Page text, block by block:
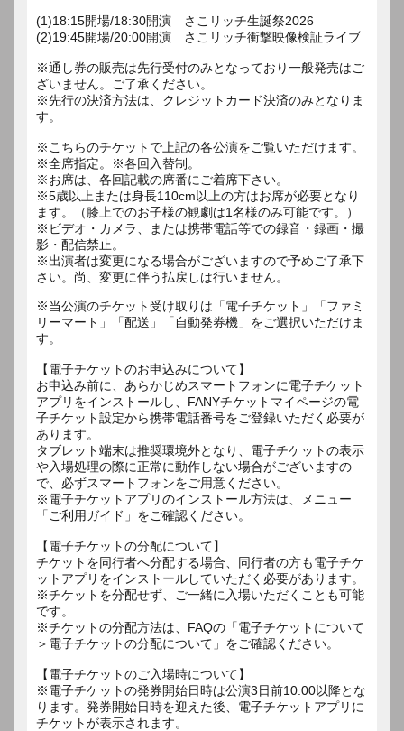
(1)18:15開場/18:30開演 さこリッチ生誕祭2026
(2)19:45開場/20:00開演 さこリッチ衝撃映像検証ライブ
※通し券の販売は先行受付のみとなっており一般発売はご
ざいません。ご了承ください。
※先行の決済方法は、クレジットカード決済のみとなりま
す。
※こちらのチケットで上記の各公演をご覧いただけます。
※全席指定。※各回入替制。
※お席は、各回記載の席番にご着席下さい。
※5歳以上または身長110cm以上の方はお席が必要となり
ます。（膝上でのお子様の観劇は1名様のみ可能です。）
※ビデオ・カメラ、または携帯電話等での録音・録画・撮
影・配信禁止。
※出演者は変更になる場合がございますので予めご了承下
さい。尚、変更に伴う払戻しは行いません。
※当公演のチケット受け取りは「電子チケット」「ファミ
リーマート」「配送」「自動発券機」をご選択いただけま
す。
【電子チケットのお申込みについて】
お申込み前に、あらかじめスマートフォンに電子チケット
アプリをインストールし、FANYチケットマイページの電
子チケット設定から携帯電話番号をご登録いただく必要が
あります。
タブレット端末は推奨環境外となり、電子チケットの表示
や入場処理の際に正常に動作しない場合がございますの
で、必ずスマートフォンをご用意ください。
※電子チケットアプリのインストール方法は、メニュー
「ご利用ガイド」をご確認ください。
【電子チケットの分配について】
チケットを同行者へ分配する場合、同行者の方も電子チケ
ットアプリをインストールしていただく必要があります。
※チケットを分配せず、ご一緒に入場いただくことも可能
です。
※チケットの分配方法は、FAQの「電子チケットについて
＞電子チケットの分配について」をご確認ください。
【電子チケットのご入場時について】
※電子チケットの発券開始日時は公演3日前10:00以降とな
ります。発券開始日時を迎えた後、電子チケットアプリに
チケットが表示されます。